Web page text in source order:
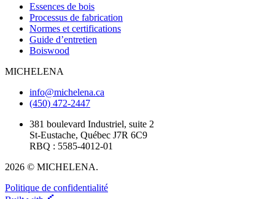
Essences de bois
Processus de fabrication
Normes et certifications
Guide d’entretien
Boiswood
MICHELENA
info@michelena.ca
(450) 472-2447
381 boulevard Industriel, suite 2
St-Eustache, Québec J7R 6C9
RBQ : 5585-4012-01
2026 © MICHELENA.
Politique de confidentialité